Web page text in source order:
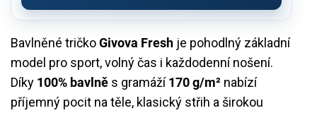
Bavlněné tričkoGivova Fresh je pohodlný základní
model pro sport, volný čas i každodenní nošení.
Díky 100% bavlně s gramáží170 g/m² nabízí
příjemný pocit na těle, klasický střih a širokou